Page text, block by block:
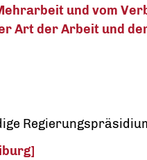
und vom
Art der Arbeit und